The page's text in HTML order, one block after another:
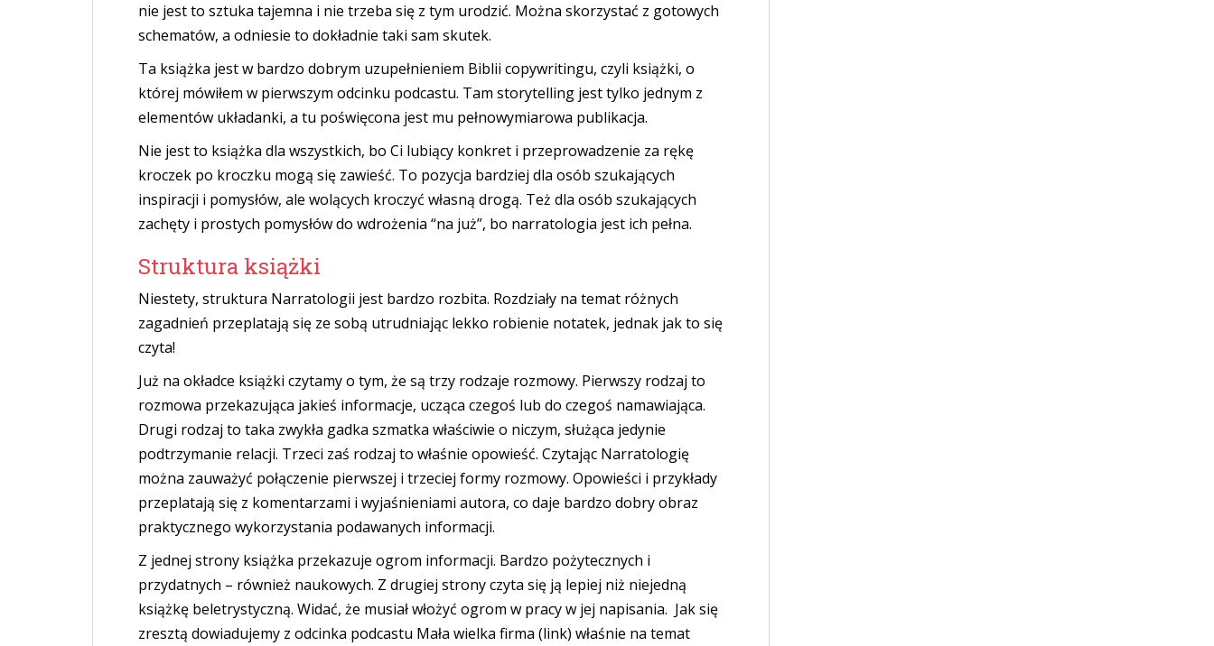
nie jest to sztuka tajemna i nie trzeba się z tym urodzić. Można skorzystać z gotowych
schematów, a odniesie to dokładnie taki sam skutek.
Ta książka jest w bardzo dobrym uzupełnieniem Biblii copywritingu, czyli książki, o
której mówiłem w pierwszym odcinku podcastu. Tam storytelling jest tylko jednym z
elementów układanki, a tu poświęcona jest mu pełnowymiarowa publikacja.
Nie jest to książka dla wszystkich, bo Ci lubiący konkret i przeprowadzenie za rękę
kroczek po kroczku mogą się zawieść. To pozycja bardziej dla osób szukających
inspiracji i pomysłów, ale wolących kroczyć własną drogą. Też dla osób szukających
zachęty i prostych pomysłów do wdrożenia “na już”, bo narratologia jest ich pełna.
Struktura książki
Niestety, struktura Narratologii jest bardzo rozbita. Rozdziały na temat różnych
zagadnień przeplatają się ze sobą utrudniając lekko robienie notatek, jednak jak to się
czyta!
Już na okładce książki czytamy o tym, że są trzy rodzaje rozmowy. Pierwszy rodzaj to
rozmowa przekazująca jakieś informacje, ucząca czegoś lub do czegoś namawiająca.
Drugi rodzaj to taka zwykła gadka szmatka właściwie o niczym, służąca jedynie
podtrzymanie relacji. Trzeci zaś rodzaj to właśnie opowieść. Czytając Narratologię
można zauważyć połączenie pierwszej i trzeciej formy rozmowy. Opowieści i przykłady
przeplatają się z komentarzami i wyjaśnieniami autora, co daje bardzo dobry obraz
praktycznego wykorzystania podawanych informacji.
Z jednej strony książka przekazuje ogrom informacji. Bardzo pożytecznych i
przydatnych – również naukowych. Z drugiej strony czyta się ją lepiej niż niejedną
książkę beletrystyczną. Widać, że musiał włożyć ogrom w pracy w jej napisania. Jak się
zresztą dowiadujemy z odcinka podcastu Mała wielka firma (link) właśnie na temat